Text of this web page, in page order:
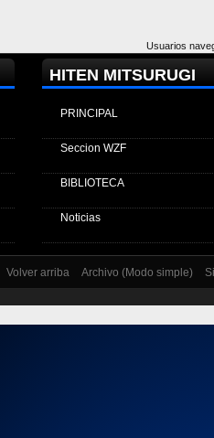
Usuarios
HITEN MITSURUGI
PRINCIPAL
Seccion WZF
BIBLIOTECA
Noticias
Volver arriba Archivo (Modo simple)